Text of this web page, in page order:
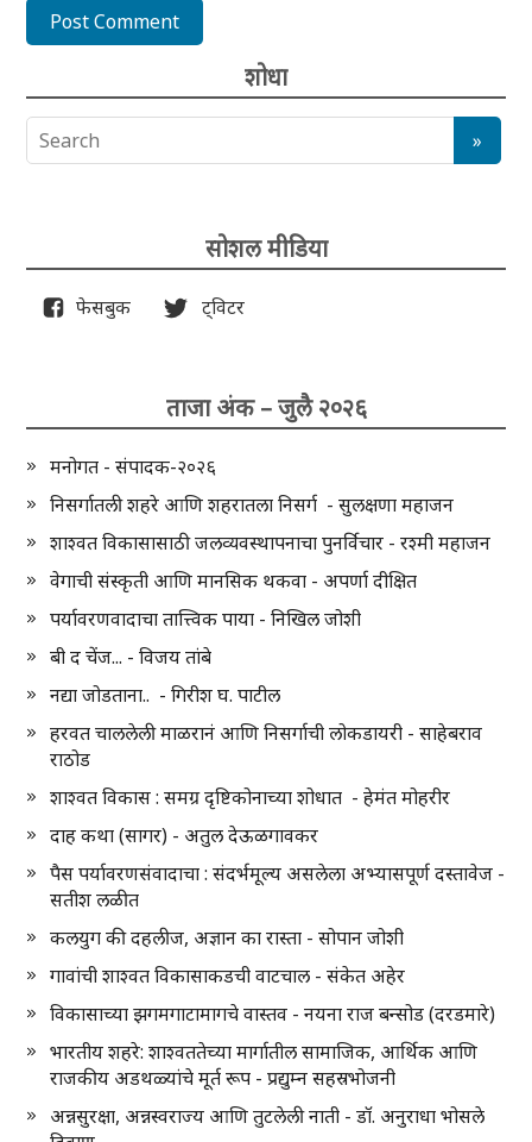
शोधा
सोशल मीडिया
फेसबुक ट्विटर
ताजा अंक – जुलै २०२६
मनोगत - संपादक-२०२६
निसर्गातली शहरे आणि शहरातला निसर्ग - सुलक्षणा महाजन
शाश्वत विकासासाठी जलव्यवस्थापनाचा पुनर्विचार - रश्मी महाजन
वेगाची संस्कृती आणि मानसिक थकवा - अपर्णा दीक्षित
पर्यावरणवादाचा तात्त्विक पाया - निखिल जोशी
बी द चेंज... - विजय तांबे
नद्या जोडताना.. - गिरीश घ. पाटील
हरवत चाललेली माळरानं आणि निसर्गाची लोकडायरी - साहेबराव
राठोड
शाश्वत विकास : समग्र दृष्टिकोनाच्या शोधात - हेमंत मोहरीर
दाह कथा (सागर) - अतुल देऊळगावकर
पैस पर्यावरणसंवादाचा : संदर्भमूल्य असलेला अभ्यासपूर्ण दस्तावेज -
सतीश लळीत
कलयुग की दहलीज, अज्ञान का रास्ता - सोपान जोशी
गावांची शाश्वत विकासाकडची वाटचाल - संकेत अहेर
विकासाच्या झगमगाटामागचे वास्तव - नयना राज बन्सोड (दरडमारे)
भारतीय शहरे: शाश्वततेच्या मार्गातील सामाजिक, आर्थिक आणि
राजकीय अडथळ्यांचे मूर्त रूप - प्रद्युम्न सहस्रभोजनी
अन्नसुरक्षा, अन्नस्वराज्य आणि तुटलेली नाती - डॉ. अनुराधा भोसले